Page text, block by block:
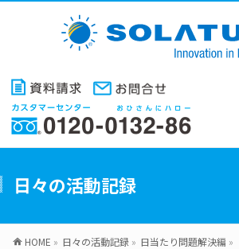
日々の活動記録
HOME » 日々の活動記録 » 日当たり問題解決編 »